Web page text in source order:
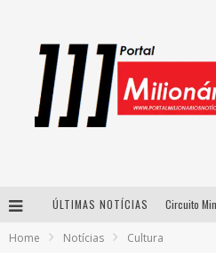
ÚLTIMAS NOTÍCIAS
Home Notícias Cultura